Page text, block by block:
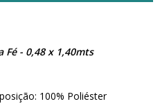
Fé - 0,48 x 1,40mts
100% Poliéster